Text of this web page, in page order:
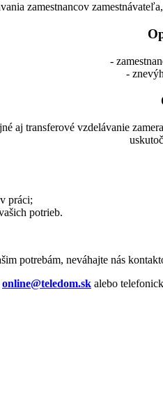
zamestnancov
-
-
aj transferové vzdelávanie
práci;
potrieb.
potrebám, neváhajte nás
online@teledom.sk alebo